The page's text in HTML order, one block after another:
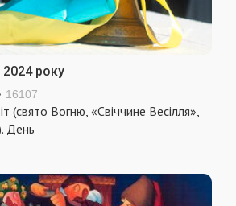
2024 року
16107
(свято Вогню, «Свіччине Весілля»,
День